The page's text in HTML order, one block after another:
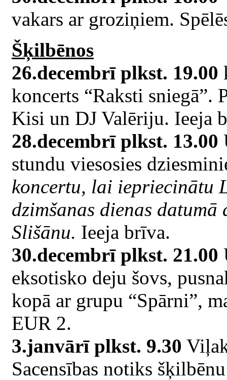
vakars ar groziņiem.
Šķilbēnos
26.decembrī plkst. 19.00
koncerts “Raksti sniegā”.
Kisi un DJ Valēriju. Ieeja
28.decembrī plkst. 13.00
stundu viesosies
koncertu, lai iepriecinātu
dzimšanas dienas
Slišānu. Ieeja brīva.
30.decembrī plkst. 21.00
eksotisko deju šovs,
kopā ar grupu “Spārni”,
EUR 2.
3.janvārī plkst. 9.30
Sacensības notiks